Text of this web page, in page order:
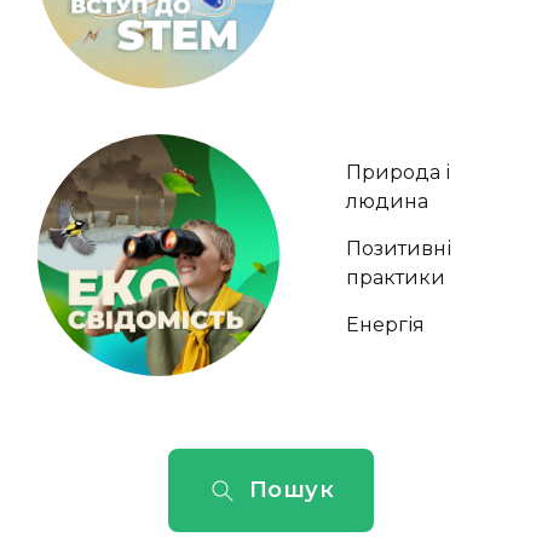
Природа і
людина
Позитивні
практики
Енергія
Пошук